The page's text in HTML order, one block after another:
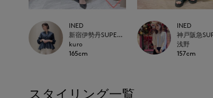
INED
新宿伊勢丹SUPERIOR CLOSET
kuro
165cm
INED
浅野
157cm
スタイリング一覧